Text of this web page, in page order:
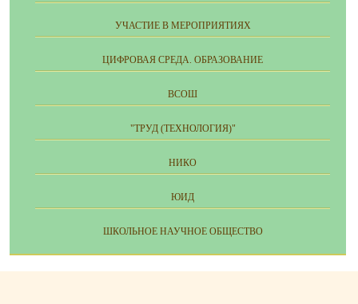
УЧАСТИЕ В МЕРОПРИЯТИЯХ
ЦИФРОВАЯ СРЕДА. ОБРАЗОВАНИЕ
ВСОШ
"ТРУД (ТЕХНОЛОГИЯ)"
НИКО
ЮИД
ШКОЛЬНОЕ НАУЧНОЕ ОБЩЕСТВО